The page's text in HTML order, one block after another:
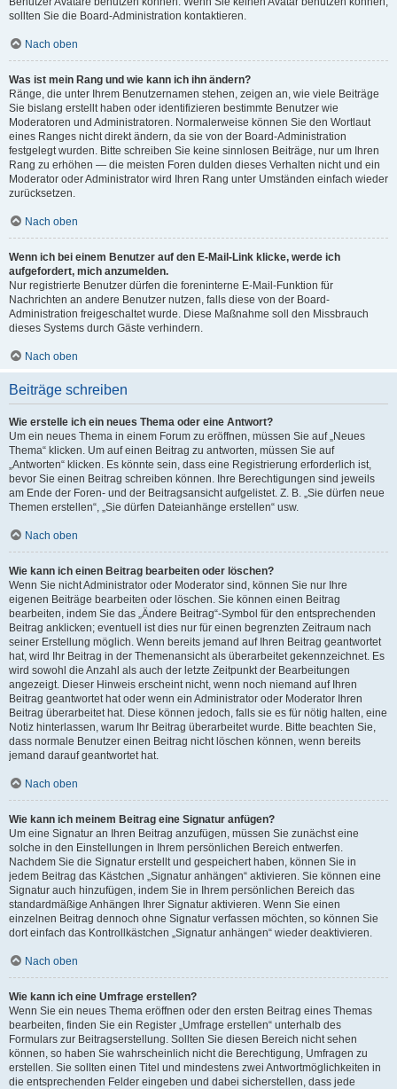
sollten Sie die Board-Administration kontaktieren.
Nach oben
Was ist mein Rang und wie kann ich ihn ändern?
Ränge, die unter Ihrem Benutzernamen stehen, zeigen an, wie viele Beiträge
Sie bislang erstellt haben oder identifizieren bestimmte Benutzer wie
Moderatoren und Administratoren. Normalerweise können Sie den Wortlaut
eines Ranges nicht direkt ändern, da sie von der Board-Administration
festgelegt wurden. Bitte schreiben Sie keine sinnlosen Beiträge, nur um Ihren
Rang zu erhöhen — die meisten Foren dulden dieses Verhalten nicht und ein
Moderator oder Administrator wird Ihren Rang unter Umständen einfach wieder
zurücksetzen.
Nach oben
Wenn ich bei einem Benutzer auf den E-Mail-Link klicke, werde ich
aufgefordert, mich anzumelden.
Nur registrierte Benutzer dürfen die foreninterne E-Mail-Funktion für
Nachrichten an andere Benutzer nutzen, falls diese von der Board-
Administration freigeschaltet wurde. Diese Maßnahme soll den Missbrauch
dieses Systems durch Gäste verhindern.
Nach oben
Beiträge schreiben
Wie erstelle ich ein neues Thema oder eine Antwort?
Um ein neues Thema in einem Forum zu eröffnen, müssen Sie auf „Neues
Thema“ klicken. Um auf einen Beitrag zu antworten, müssen Sie auf
„Antworten“ klicken. Es könnte sein, dass eine Registrierung erforderlich ist,
bevor Sie einen Beitrag schreiben können. Ihre Berechtigungen sind jeweils
am Ende der Foren- und der Beitragsansicht aufgelistet. Z. B. „Sie dürfen neue
Themen erstellen“, „Sie dürfen Dateianhänge erstellen“ usw.
Nach oben
Wie kann ich einen Beitrag bearbeiten oder löschen?
Wenn Sie nicht Administrator oder Moderator sind, können Sie nur Ihre
eigenen Beiträge bearbeiten oder löschen. Sie können einen Beitrag
bearbeiten, indem Sie das „Ändere Beitrag“-Symbol für den entsprechenden
Beitrag anklicken; eventuell ist dies nur für einen begrenzten Zeitraum nach
seiner Erstellung möglich. Wenn bereits jemand auf Ihren Beitrag geantwortet
hat, wird Ihr Beitrag in der Themenansicht als überarbeitet gekennzeichnet. Es
wird sowohl die Anzahl als auch der letzte Zeitpunkt der Bearbeitungen
angezeigt. Dieser Hinweis erscheint nicht, wenn noch niemand auf Ihren
Beitrag geantwortet hat oder wenn ein Administrator oder Moderator Ihren
Beitrag überarbeitet hat. Diese können jedoch, falls sie es für nötig halten, eine
Notiz hinterlassen, warum Ihr Beitrag überarbeitet wurde. Bitte beachten Sie,
dass normale Benutzer einen Beitrag nicht löschen können, wenn bereits
jemand darauf geantwortet hat.
Nach oben
Wie kann ich meinem Beitrag eine Signatur anfügen?
Um eine Signatur an Ihren Beitrag anzufügen, müssen Sie zunächst eine
solche in den Einstellungen in Ihrem persönlichen Bereich entwerfen.
Nachdem Sie die Signatur erstellt und gespeichert haben, können Sie in
jedem Beitrag das Kästchen „Signatur anhängen“ aktivieren. Sie können eine
Signatur auch hinzufügen, indem Sie in Ihrem persönlichen Bereich das
standardmäßige Anhängen Ihrer Signatur aktivieren. Wenn Sie einen
einzelnen Beitrag dennoch ohne Signatur verfassen möchten, so können Sie
dort einfach das Kontrollkästchen „Signatur anhängen“ wieder deaktivieren.
Nach oben
Wie kann ich eine Umfrage erstellen?
Wenn Sie ein neues Thema eröffnen oder den ersten Beitrag eines Themas
bearbeiten, finden Sie ein Register „Umfrage erstellen“ unterhalb des
Formulars zur Beitragserstellung. Sollten Sie diesen Bereich nicht sehen
können, so haben Sie wahrscheinlich nicht die Berechtigung, Umfragen zu
erstellen. Sie sollten einen Titel und mindestens zwei Antwortmöglichkeiten in
die entsprechenden Felder eingeben und dabei sicherstellen, dass jede